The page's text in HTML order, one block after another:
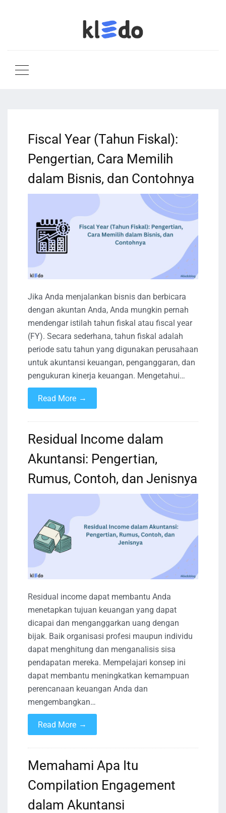
Fiscal Year (Tahun Fiskal):
Pengertian, Cara Memilih
dalam Bisnis, dan Contohnya
Jika Anda menjalankan bisnis dan berbicara
dengan akuntan Anda, Anda mungkin pernah
mendengar istilah tahun fiskal atau fiscal year
(FY). Secara sederhana, tahun fiskal adalah
periode satu tahun yang digunakan perusahaan
untuk akuntansi keuangan, penganggaran, dan
pengukuran kinerja keuangan. Mengetahui…
Read More →
Residual Income dalam
Akuntansi: Pengertian,
Rumus, Contoh, dan Jenisnya
Residual income dapat membantu Anda
menetapkan tujuan keuangan yang dapat
dicapai dan menganggarkan uang dengan
bijak. Baik organisasi profesi maupun individu
dapat menghitung dan menganalisis sisa
pendapatan mereka. Mempelajari konsep ini
dapat membantu meningkatkan kemampuan
perencanaan keuangan Anda dan
mengembangkan…
Read More →
Memahami Apa Itu
Compilation Engagement
dalam Akuntansi